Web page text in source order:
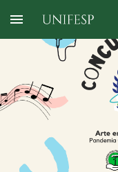
Skip to main content